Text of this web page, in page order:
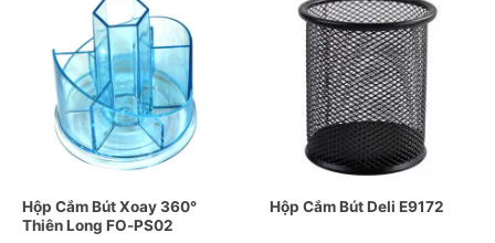
Hộp Cắm Bút Xoay 360°
Thiên Long FO-PS02
Hộp Cắm Bút Deli E9172